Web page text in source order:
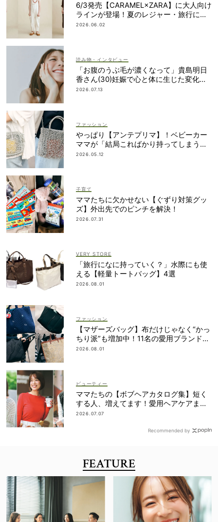
6/3発売【CARAMEL×ZARA】に大人向け
ラインが登場！夏のレジャー・旅行にも
おすすめ
2026.06.02
読み物・インタビュー
「お腹のうぶ毛が濃くなって」貴島明日
香さん(30)妊娠で心と体に生じた変化も
「愛しいです」
2026.07.13
ファッション
やっぱり【アンテプリマ】！ベビーカー
ママが「結局こればかり持ってしまう」
納得の理由
2026.05.12
子育て
ママたちに欠かせない【ぐずり対策グッ
ズ】外出先でのピンチを解決！
2026.07.31
VERY STORE
「旅行になに持っていく？」水際にも使
える【軽量トートバッグ】4選
2026.08.01
ファッション
【マザーズバッグ】布だけじゃなく“かっ
ちり派”も増加中！11名の愛用ブランド
は？
2026.08.01
ビューティー
ママたちの【ボブヘアカタログ集】短く
する人、増えてます！愛用ヘアケアまで
全部見せ
2026.07.07
Recommended by
FEATURE